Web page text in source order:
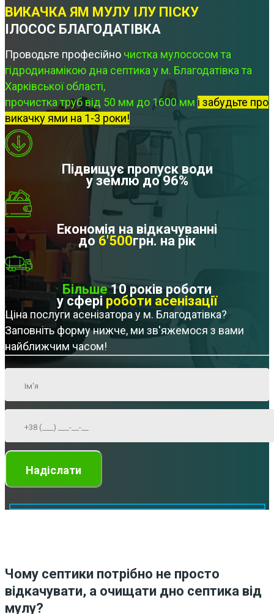
ВИКАЧКА ЯМ МУЛУ ІЛУ ПІСКУ
ІЛОСОС БЛАГОДАТІВКА
Проводьте професійно чистка мулососом та
гідродинамікою дна септика у м. Благодатівка та
Харківської області,
прочистка труб від 50 мм до 1600 мм і забудьте про
викачку ями на 1-3 роки!
Підвищує пропуск води
у землю до 96%
Економія на відкачуванні
до 6'500грн. на рік
Більше10 років роботи
у сфері роботи асенізації
Ціна послуги асенізатора у м. Благодатівка?
Заповніть форму нижче, ми зв'яжемося з вами
найближчим часом!
Чому септики потрібно не просто
відкачувати, а очищати дно септика від
мулу?